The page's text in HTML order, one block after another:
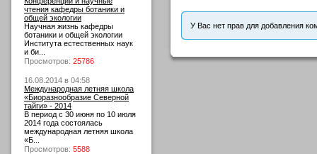
чтения кафедры ботаники и
общей экологии
Научная жизнь кафедры
ботаники и общей экологии
Института естественных наук
и би...
Просмотров: 25786
16.08.2014 в 04:58
Международная летняя школа
«Биоразнообразие Северной
тайги» - 2014
В период с 30 июня по 10 июля
2014 года состоялась
международная летняя школа
«Б...
Просмотров: 5588
У Вас нет прав для добавления